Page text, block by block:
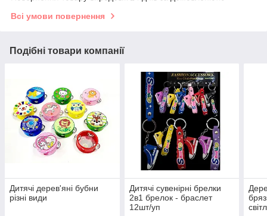
Всі умови повернення
Подібні товари компанії
Дитячі дерев'яні бубни
різні види
Дитячі сувенірні брелки
2в1 брелок - браслет
12шт/уп